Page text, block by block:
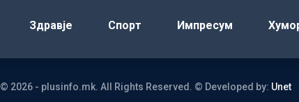
Здравје Спорт Импресум
© 2026 - plusinfo.mk. All Rights Reserved. © Developed by: Unet